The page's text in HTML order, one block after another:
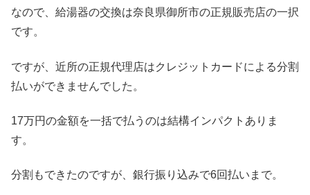
なので、給湯器の交換は奈良県御所市の正規販売店の一択
です。
ですが、近所の正規代理店はクレジットカードによる分割
払いができませんでした。
17万円の金額を一括で払うのは結構インパクトありま
す。
分割もできたのですが、銀行振り込みで6回払いまで。